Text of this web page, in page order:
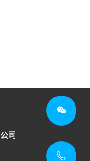
司